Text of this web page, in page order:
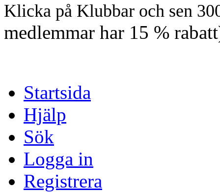
Klicka på Klubbar och sen
medlemmar har 15 %
Startsida
Hjälp
Sök
Logga in
Registrera